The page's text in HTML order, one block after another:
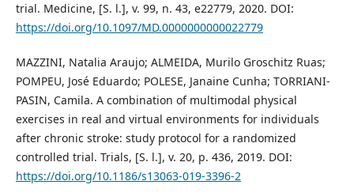
trial. Medicine, [S. l.], v. 99, n. 43, e22779, 2020. DOI:
https://doi.org/10.1097/MD.0000000000022779
MAZZINI, Natalia Araujo; ALMEIDA, Murilo Groschitz Ruas;
POMPEU, José Eduardo; POLESE, Janaine Cunha; TORRIANI-
PASIN, Camila. A combination of multimodal physical
exercises in real and virtual environments for individuals
after chronic stroke: study protocol for a randomized
controlled trial. Trials, [S. l.], v. 20, p. 436, 2019. DOI:
https://doi.org/10.1186/s13063-019-3396-2